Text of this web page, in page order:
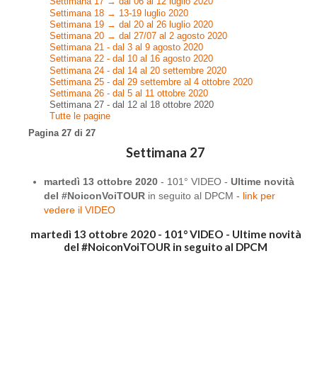
Settimana 18 → 13-19 luglio 2020
Settimana 19 → dal 20 al 26 luglio 2020
Settimana 20 → dal 27/07 al 2 agosto 2020
Settimana 21 - dal 3 al 9 agosto 2020
Settimana 22 - dal 10 al 16 agosto 2020
Settimana 24 - dal 14 al 20 settembre 2020
Settimana 25 - dal 29 settembre al 4 ottobre 2020
Settimana 26 - dal 5 al 11 ottobre 2020
Settimana 27 - dal 12 al 18 ottobre 2020
Tutte le pagine
Pagina 27 di 27
Settimana 27
martedì 13 ottobre 2020 - 101° VIDEO -Ultime novità
del #NoiconVoiTOUR in seguito al DPCM - link per
vedere il VIDEO
martedì 13 ottobre 2020 - 101° VIDEO - Ultime novità
del #NoiconVoiTOUR in seguito al DPCM